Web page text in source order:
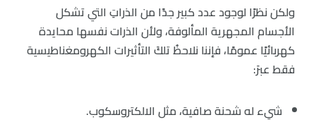
ولكن نظرًا لوجود عدد كبير جدًا من الذراتِ التي تشكل
الأجسام المجهرية المألوفة، ولأن الذرات نفسها محايدة
كهربائيًا عمومًا، فإننا نلاحظُ تلكَ التأثيرات الكهرومغناطيسية
فقط عبرَ:
شيء له شحنة صافية، مثل الالكتروسكوب.